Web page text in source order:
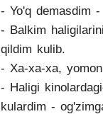
- Yo'q demasdim
- Balkim
qildim kulib.
- Xa-xa-xa,
- Haligi
kulardim -